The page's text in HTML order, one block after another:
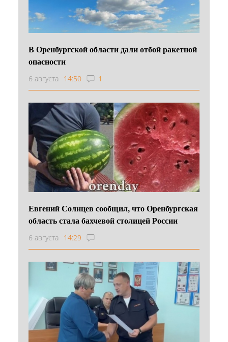
В Оренбургской области дали отбой ракетной
опасности
6 августа 14:50 1
Евгений Солнцев сообщил, что Оренбургская
область стала бахчевой столицей России
6 августа 14:29